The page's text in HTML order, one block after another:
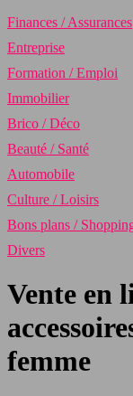
Finances / Assurances
Entreprise
Formation / Emploi
Immobilier
Brico / Déco
Beauté / Santé
Automobile
Culture / Loisirs
Bons plans /
Divers
Vente en
femme